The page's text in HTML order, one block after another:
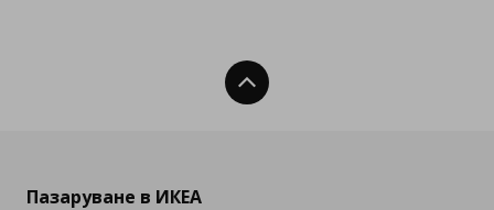
Нагоре
Пазаруване в ИКЕА